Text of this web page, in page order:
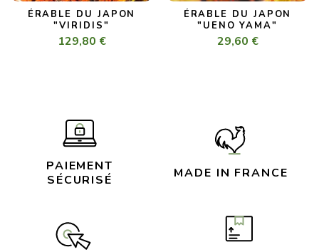
ÉRABLE DU JAPON
"VIRIDIS"
129,80 €
ÉRABLE DU JAPON
"UENO YAMA"
29,60 €
PAIEMENT
SÉCURISÉ
MADE IN FRANCE